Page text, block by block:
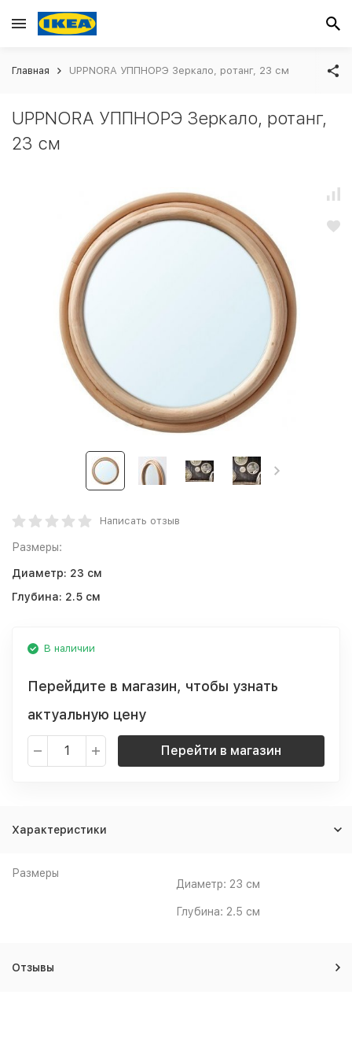
Главная UPPNORA УППНОРЭ Зеркало, ротанг, 23 см
UPPNORA УППНОРЭ Зеркало, ротанг,
23 см
Написать отзыв
Размеры:
Диаметр: 23 см
Глубина: 2.5 см
В наличии
Перейдите в магазин, чтобы узнать
актуальную цену
Перейти в магазин
Характеристики
Размеры
Диаметр: 23 см
Глубина: 2.5 см
Отзывы